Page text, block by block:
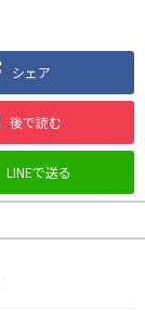
シェア
後で読む
LINEで送る